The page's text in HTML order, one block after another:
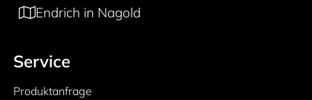
Endrich in Nagold
Service
Produktanfrage